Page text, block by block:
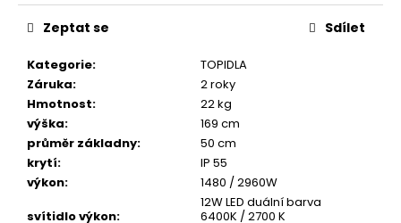
Kategorie:
TOPIDLA
Záruka:
2 roky
Hmotnost:
22 kg
výška:
169 cm
průměr základny:
50 cm
krytí:
IP 55
výkon:
1480 / 2960W
svítidlo výkon:
12W LED duální barva
6400K / 2700 K
Zeptat se Sdílet
m
e